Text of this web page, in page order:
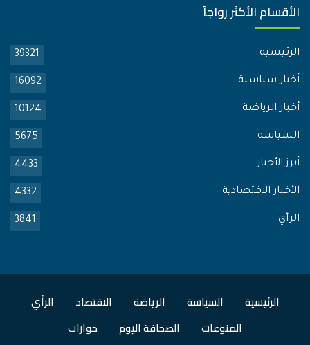
الأقسام الأكثر رواجاً
الرئيسية 39321
أخبار سياسية 16092
أخبار الرياضة 10124
السياسة 5675
أبرز الأخبار 4433
الأخبار الاقتصادية 4332
الرأي 3841
الرئيسية السياسة الرياضة الاقتصاد
الرأي
المنوعات
الصحافة اليوم حوارات